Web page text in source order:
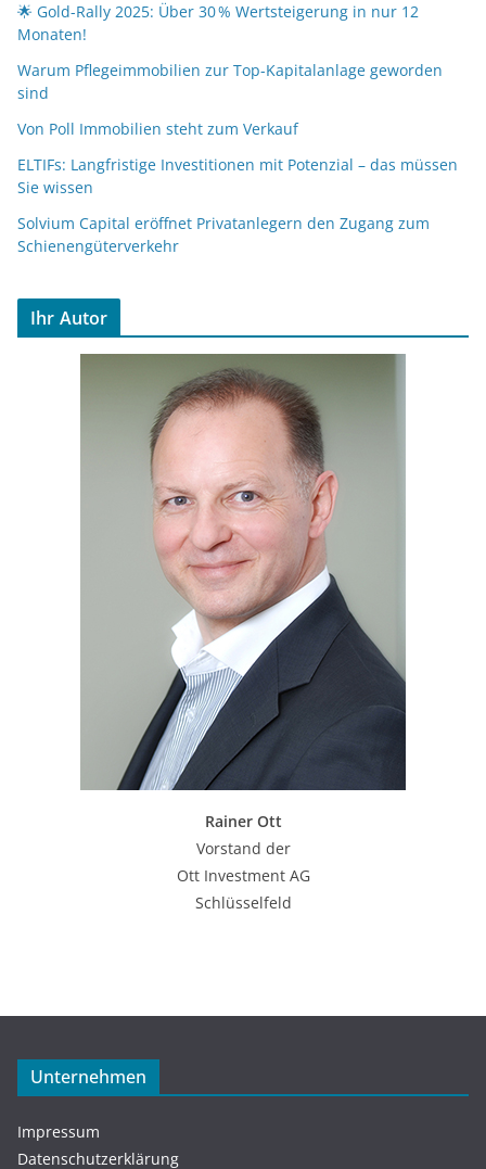
🌟 Gold-Rally 2025: Über 30 % Wertsteigerung in nur 12
Monaten!
Warum Pflegeimmobilien zur Top-Kapitalanlage geworden
sind
Von Poll Immobilien steht zum Verkauf
ELTIFs: Langfristige Investitionen mit Potenzial – das müssen
Sie wissen
Solvium Capital eröffnet Privatanlegern den Zugang zum
Schienengüterverkehr
Ihr Autor
Rainer Ott
Vorstand der
Ott Investment AG
Schlüsselfeld
Unternehmen
Impressum
Datenschutzerklärung